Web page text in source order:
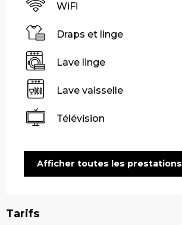
WiFi
Draps et linge
Lave linge
Lave vaisselle
Télévision
Afficher toutes les prestations
Tarifs